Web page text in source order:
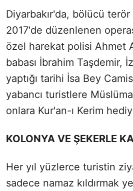
Diyarbakır'da, bölücü
2017'de düzenlenen
özel harekat polisi Ahmet
babası İbrahim Taşdemir,
yaptığı tarihi İsa Bey
yabancı turistlere
onlara Kur'an-ı Kerim
KOLONYA VE ŞEKERLE
Her yıl yüzlerce turistin
sadece namaz kıldırmak